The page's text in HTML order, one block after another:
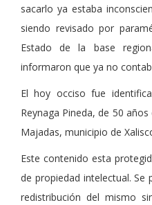
sacarlo ya estaba
siendo revisado por
Estado de la base
informaron que ya no
El hoy occiso fue
Reynaga Pineda, de 50
Majadas, municipio de
Este contenido esta
de propiedad intelectual.
redistribución del mismo